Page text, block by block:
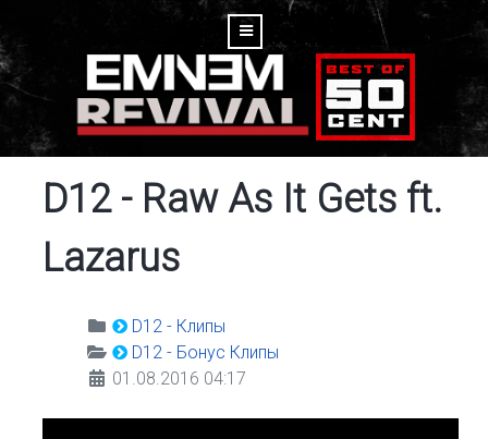
D12 - Raw As It Gets ft.
Lazarus
D12 - Клипы
D12 - Бонус Клипы
01.08.2016 04:17